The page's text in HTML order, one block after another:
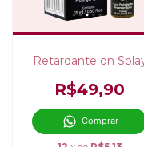
Retardante on
R$49,90
Comprar